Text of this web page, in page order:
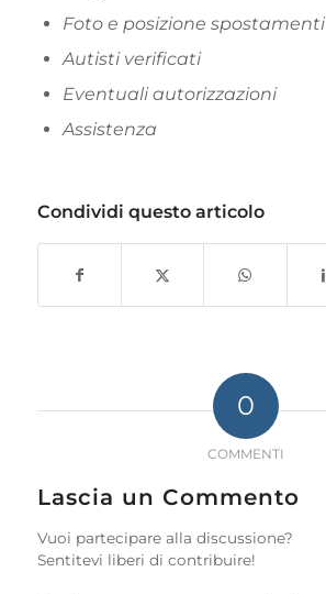
Foto e posizione spostamenti
Autisti verificati
Eventuali autorizzazioni
Assistenza
Condividi questo articolo
0
COMMENTI
Lascia un Commento
Vuoi partecipare alla discussione?
Sentitevi liberi di contribuire!